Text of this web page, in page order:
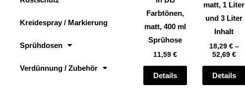
Kreidespray / Markierung
Sprühdosen
Verdünnung / Zubehör
Farbtönen,
matt, 400 ml
Sprühose
11,59€
Details
Produktseite
gewählt
matt, 1 Liter
und 3 Liter
Inhalt
18,29 €–
52,69 €
Details